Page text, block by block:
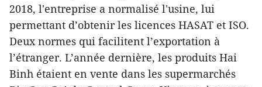
2018, l'entreprise a normalisé l'usine, lui
permettant d’obtenir les licences HASAT et ISO.
Deux normes qui facilitent l’exportation à
l’étranger. L’année dernière, les produits Hai
Binh étaient en vente dans les supermarchés